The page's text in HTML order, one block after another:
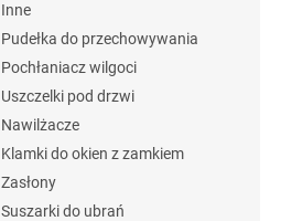
Inne
Pudełka do przechowywania
Pochłaniacz wilgoci
Uszczelki pod drzwi
Nawilżacze
Klamki do okien z zamkiem
Zasłony
Suszarki do ubrań